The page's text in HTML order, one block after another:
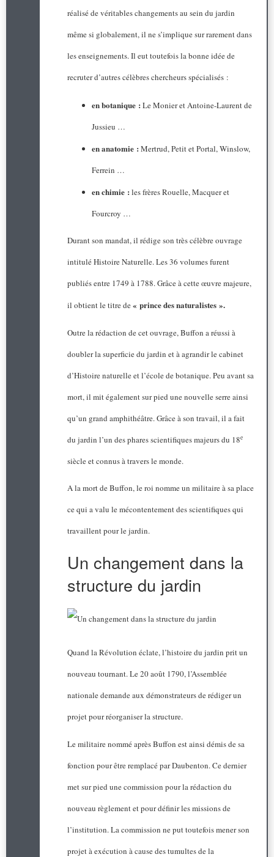
réalisé de véritables changements au sein du jardin
même si globalement, il ne s’implique sur rarement dans
les enseignements. Il eut toutefois la bonne idée de
recruter d’autres célèbres chercheurs spécialisés :
en botanique : Le Monier et Antoine-Laurent de
Jussieu …
en anatomie : Mertrud, Petit et Portal, Winslow,
Ferrein …
en chimie : les frères Rouelle, Macquer et
Fourcroy …
Durant son mandat, il rédige son très célèbre ouvrage
intitulé Histoire Naturelle. Les 36 volumes furent
publiés entre 1749 à 1788. Grâce à cette œuvre majeure,
il obtient le titre de« prince des naturalistes ».
Outre la rédaction de cet ouvrage, Buffon a réussi à
doubler la superficie du jardin et à agrandir le cabinet
d’Histoire naturelle et l’école de botanique. Peu avant sa
mort, il mit également sur pied une nouvelle serre ainsi
qu’un grand amphithéâtre. Grâce à son travail, il a fait
du jardin l’un des phares scientifiques majeurs du 18e
siècle et connus à travers le monde.
A la mort de Buffon, le roi nomme un militaire à sa place
ce qui a valu le mécontentement des scientifiques qui
travaillent pour le jardin.
Un changement dans la
structure du jardin
Quand la Révolution éclate, l’histoire du jardin prit un
nouveau tournant. Le 20 août 1790, l’Assemblée
nationale demande aux démonstrateurs de rédiger un
projet pour réorganiser la structure.
Le militaire nommé après Buffon est ainsi démis de sa
fonction pour être remplacé par Daubenton. Ce dernier
met sur pied une commission pour la rédaction du
nouveau règlement et pour définir les missions de
l’institution. La commission ne put toutefois mener son
projet à exécution à cause des tumultes de la